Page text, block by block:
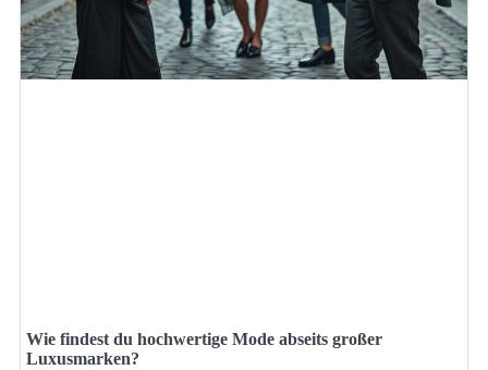
Wie findest du hochwertige Mode abseits großer
Luxusmarken?